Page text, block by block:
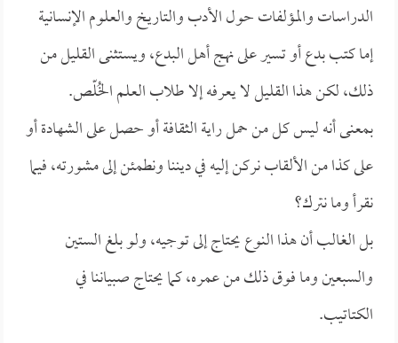
الدراسات والمؤلفات حول الأدب والتاريخ والعلوم الإنسانية
إما كتب بدع أو تسير على نهج أهل البدع، ويستثنى القليل من
ذلك، لكن هذا القليل لا يعرفه إلا طلاب العلم الخُلّص.
بمعنى أنه ليس كل من حمل راية الثقافة أو حصل على الشهادة أو
على كذا من الألقاب نركن إليه في ديننا ونطمئن إلى مشورته، فيما
نقرأ وما نترك؟
بل الغالب أن هذا النوع يحتاج إلى توجيه، ولو بلغ الستين
والسبعين وما فوق ذلك من عمره، كما يحتاج صبياننا في
الكتاتيب.